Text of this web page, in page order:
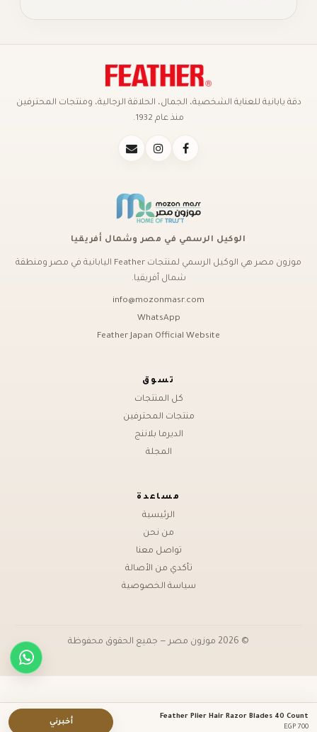
Feather Plier Hair Razor Blades 40 Count
EGP 700
أخبرني
دقة يابانية للعناية الشخصية، الجمال، الحلاقة الرجالية، ومنتجات المحترفين
منذ عام 1932.
تسوق
كل المنتجات
منتجات المحترفين
الديرما بلاننج
المجلة
مساعدة
الرئيسية
من نحن
تواصل معنا
تأكدي من الأصالة
سياسة الخصوصية
الوكيل الرسمي في مصر وشمال أفريقيا
موزون مصر هي الوكيل الرسمي لمنتجات Feather اليابانية في مصر ومنطقة
شمال أفريقيا.
info@mozonmasr.com
WhatsApp
Feather Japan Official Website
© 2026 موزون مصر — جميع الحقوق محفوظة